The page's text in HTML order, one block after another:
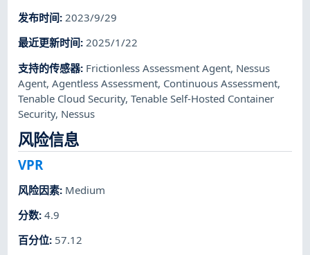
发布时间:2023/9/29
最近更新时间:2025/1/22
支持的传感器: Frictionless Assessment Agent, Nessus
Agent,Agentless Assessment, Continuous Assessment,
Tenable Cloud Security,Tenable Self-Hosted Container
Security, Nessus
风险信息
VPR
风险因素: Medium
分数:4.9
百分位: 57.12